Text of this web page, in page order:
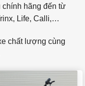
chính hãng đến từ
Life, Calli,…
chất lượng cùng